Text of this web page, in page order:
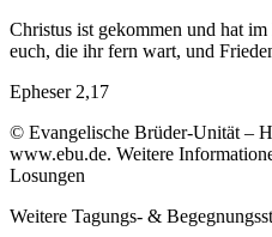
Christus ist gekommen und hat
euch, die ihr fern wart, und
Epheser 2,17
© Evangelische Brüder-Unität –
www.ebu.de. Weitere
Losungen
Weitere Tagungs- &